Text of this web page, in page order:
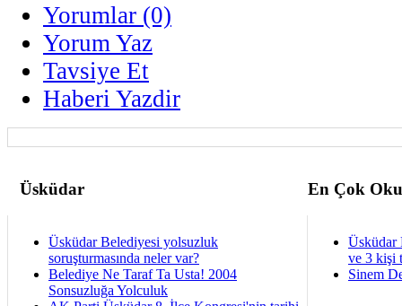
Yorumlar (0)
Yorum Yaz
Tavsiye Et
Haberi Yazdir
Üsküdar En Çok
Üsküdar Belediyesi yolsuzluk
soruşturmasında neler var?
Belediye Ne Taraf Ta Usta! 2004
Sonsuzluğa Yolculuk
Üsküdar
ve 3 kişi
Sinem